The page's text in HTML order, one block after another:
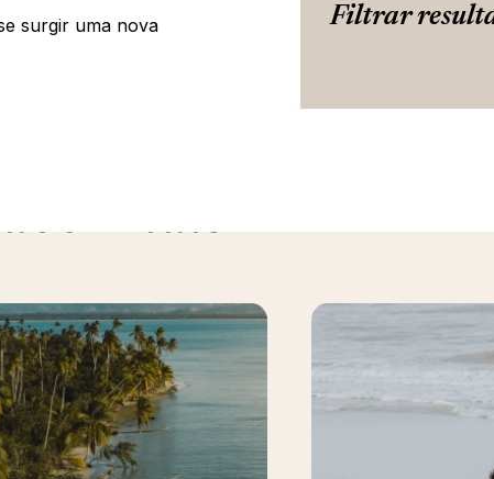
surgir uma nova
Filtrar
mais